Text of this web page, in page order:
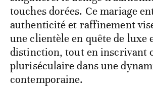
touches dorées. Ce mariage
authenticité et raffinement
une clientèle en quête de luxe
distinction, tout en inscrivant
pluriséculaire dans une
contemporaine.